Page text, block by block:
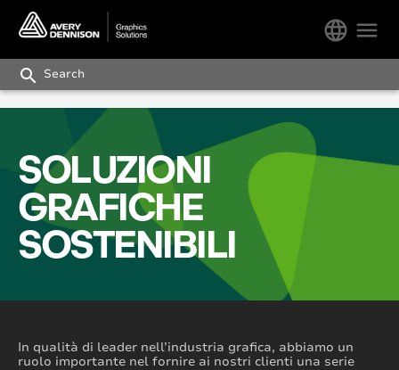
menu
language
search
SOLUZIONI
GRAFICHE
SOSTENIBILI
In qualità di leader nell’industria grafica, abbiamo un
ruolo importante nel fornire ai nostri clienti una serie